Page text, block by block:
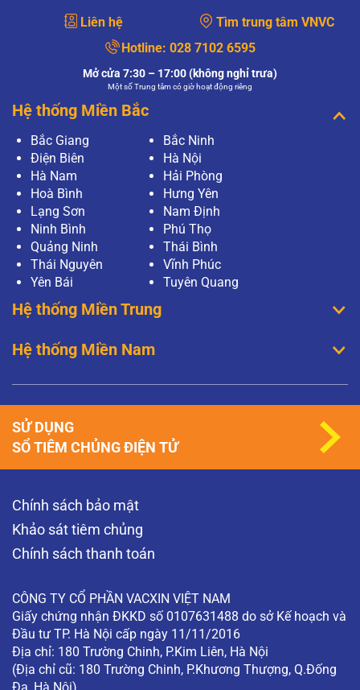
Mục đích của xét nghiệm PAP và xét nghiệm
HPV có giống nhau không?
HPV có giống nhau không?
XEM THÊM
Thưa bác sĩ, tôi vừa tiến hành phương pháp
Pap để tầm soát ung thư cổ tử cung tại bệnh
viện, tuy nhiên khi có kết quả, tôi thấy kết quả có
điều bất thường? Tôi…
XEM THÊM
Xét nghiệm Pap là gì?
Thưa bác sĩ, em thường nghe về khái niệm xét
nghiệm Pap nhưng chưa rõ nó có vai trò gì ạ?
thường thì có nghĩa…
năng mắc sùi mào gà không? Người bị sùi mào
XEM THÊM
cổ tử cung không?
cung không? (Độc giả ẩn danh)
XEM THÊM
Liên hệ
Tìm trung tâm VNVC
Hotline: 028 7102 6595
Mở cửa 7:30 – 17:00 (không nghỉ trưa)
Một số Trung tâm có giờ hoạt động riêng
Hệ thống Miền Bắc
Bắc Giang
Bắc Ninh
Điện Biên
Hà Nội
Hà Nam
Hải Phòng
Hoà Bình
Hưng Yên
Lạng Sơn
Nam Định
Ninh Bình
Phú Thọ
Quảng Ninh
Thái Bình
Thái Nguyên
Vĩnh Phúc
Yên Bái
Tuyên Quang
Hệ thống Miền Trung
Hệ thống Miền Nam
Chính sách bảo mật
Khảo sát tiêm chủng
Chính sách thanh toán
CÔNG TY CỔ PHẦN VACXIN VIỆT NAM
Giấy chứng nhận ĐKKD số 0107631488 do sở Kế hoạch và
Đầu tư TP. Hà Nội cấp ngày 11/11/2016
Địa chỉ: 180 Trường Chinh, P.Kim Liên, Hà Nội
(Địa chỉ cũ: 180 Trường Chinh, P.Khương Thượng, Q.Đống
SỬ DỤNG
SỔ TIÊM CHỦNG ĐIỆN TỬ